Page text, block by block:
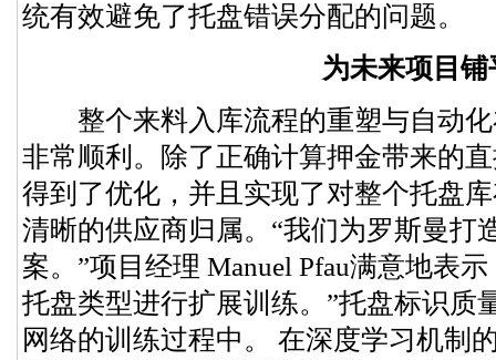
统有效避免了托盘错误分配的问题。
为未来项目铺
整个来料入库流程的重塑与自动化
非常顺利。除了正确计算押金带来的
得到了优化，并且实现了对整个托盘
清晰的供应商归属。“我们为罗斯曼打
案。”项目经理 Manuel Pfau满意地表
托盘类型进行扩展训练。”托盘标识质
网络的训练过程中。 在深度学习机制